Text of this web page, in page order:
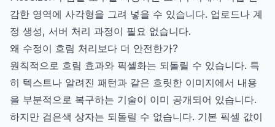
감한 영역에 사각형을 그려 넣을 수 있습니다. 업로드나 계
정 생성, 서버 처리 과정이 필요 없습니다.
왜 수정이 흐림 처리보다 더 안전한가?
원칙적으로 흐림 효과와 픽셀화는 되돌릴 수 있습니다. 특
히 텍스트나 알려진 패턴과 같은 흐릿한 이미지에서 내용
을 부분적으로 복구하는 기술이 이미 공개되어 있습니다.
하지만 검은색 상자는 되돌릴 수 없습니다. 기본 픽셀 값이